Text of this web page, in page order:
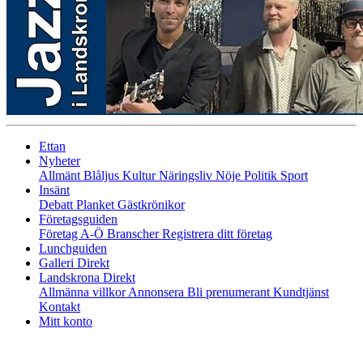
Ettan
Nyheter
Allmänt Blåljus KulturNäringsliv Nöje Politik Sport
Insänt
Debatt Planket Gästkrönikor
Företagsguiden
Företag A-Ö BranscherRegistrera ditt företag
Lunchguiden
Galleri Direkt
Landskrona Direkt
Allmänna villkorAnnonsera Bli prenumerant Kundtjänst
Kontakt
Mitt konto